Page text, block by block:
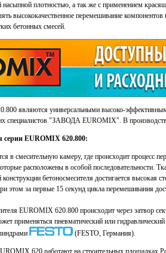
насыпной плотностью, а так же с применением
высококачественное перемешивание
бетонных смесей.
являются универсальными высоко-
специалистов "ЗАВОДА EUROMIX". В
серии EUROMIX 620.800:
в смесительную камеру, где происходит
расположены в особой последовательности.
бетоносмесителя достигается высокая
этом за первые 15 секунд цикла перемешивания
EUROMIX 620.800 происходит через затвор
применяться пневматический или
(FESTO, Германия).
620 работают на строительных площадках